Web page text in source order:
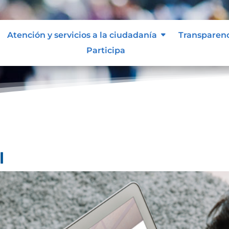
Atención y servicios a la ciudadanía
Participa